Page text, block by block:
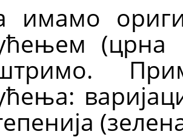
имамо
(црна